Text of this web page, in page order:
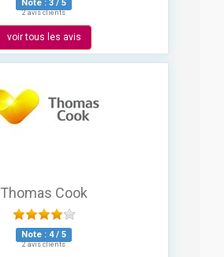
Note : 3 / 5
2 avis clients
voir tous les avis
Thomas Cook
Note : 4/ 5
2 avis clients